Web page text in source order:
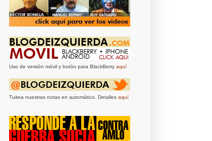
Uso de versión móvil y botón para BlackBerry aquí
Tuitea nuestras notas en automático. Detalles aquí